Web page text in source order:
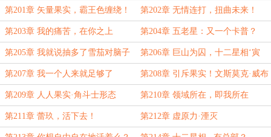
第201章 矢量果实，霸王色缠绕！ 第202章 无情连打，扭曲未来！
第203章 我的痛苦，在你之上 第204章 五老星：又一个卡普？
第205章 我就说抽多了雪茄对脑子
不好
第206章 巨山为囚，十二星相‘寅
虎’！
第207章 我一个人来就足够了 第208章 引斥果实！文斯莫克·威布
尔
第209章 人人果实·角斗士形态 第210章 领域所在，即我所在
第211章 蕾玖，活下去！ 第212章 虚原力·湮灭